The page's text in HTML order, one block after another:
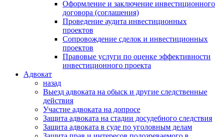
Оформление и заключение инвестиционного
договора (соглашения)
Проведение аудита инвестиционных
проектов
Сопровождение сделок и инвестиционных
проектов
Правовые услуги по оценке эффективности
инвестиционного проекта
Адвокат
назад
Выезд адвоката на обыск и другие следственные
действия
Участие адвоката на допросе
Защита адвоката на стадии досудебного следствия
Защита адвоката в суде по уголовным делам